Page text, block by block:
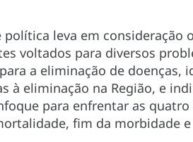
leva em consideração
voltados para diversos
a eliminação de doenças,
à eliminação na Região, e
para enfrentar as
fim da morbidade